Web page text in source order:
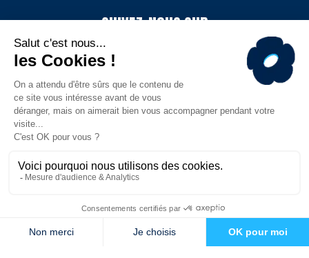
SUIVEZ-NOUS SUR
TÉLÉCHARGEZ L'APP
© MHR - Site officiel - Tous droits réservés